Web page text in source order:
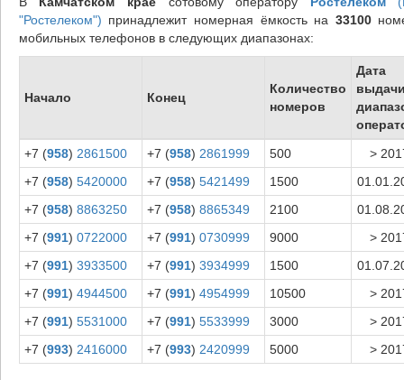
"Ростелеком") принадлежит номерная ёмкость на 33100
мобильных телефонов в следующих диапазонах:
Начало Конец
Количество
номеров
Дата
+7 (958) 2861500 +7 (958) 2861999 500
>
+7 (958) 5420000 +7 (958) 5421499 1500
+7 (958) 8863250 +7 (958) 8865349 2100
+7 (991) 0722000 +7 (991) 0730999 9000
>
+7 (991) 3933500 +7 (991) 3934999 1500
+7 (991) 4944500 +7 (991) 4954999 10500
>
+7 (991) 5531000 +7 (991) 5533999 3000
>
+7 (993) 2416000 +7 (993) 2420999 5000 >